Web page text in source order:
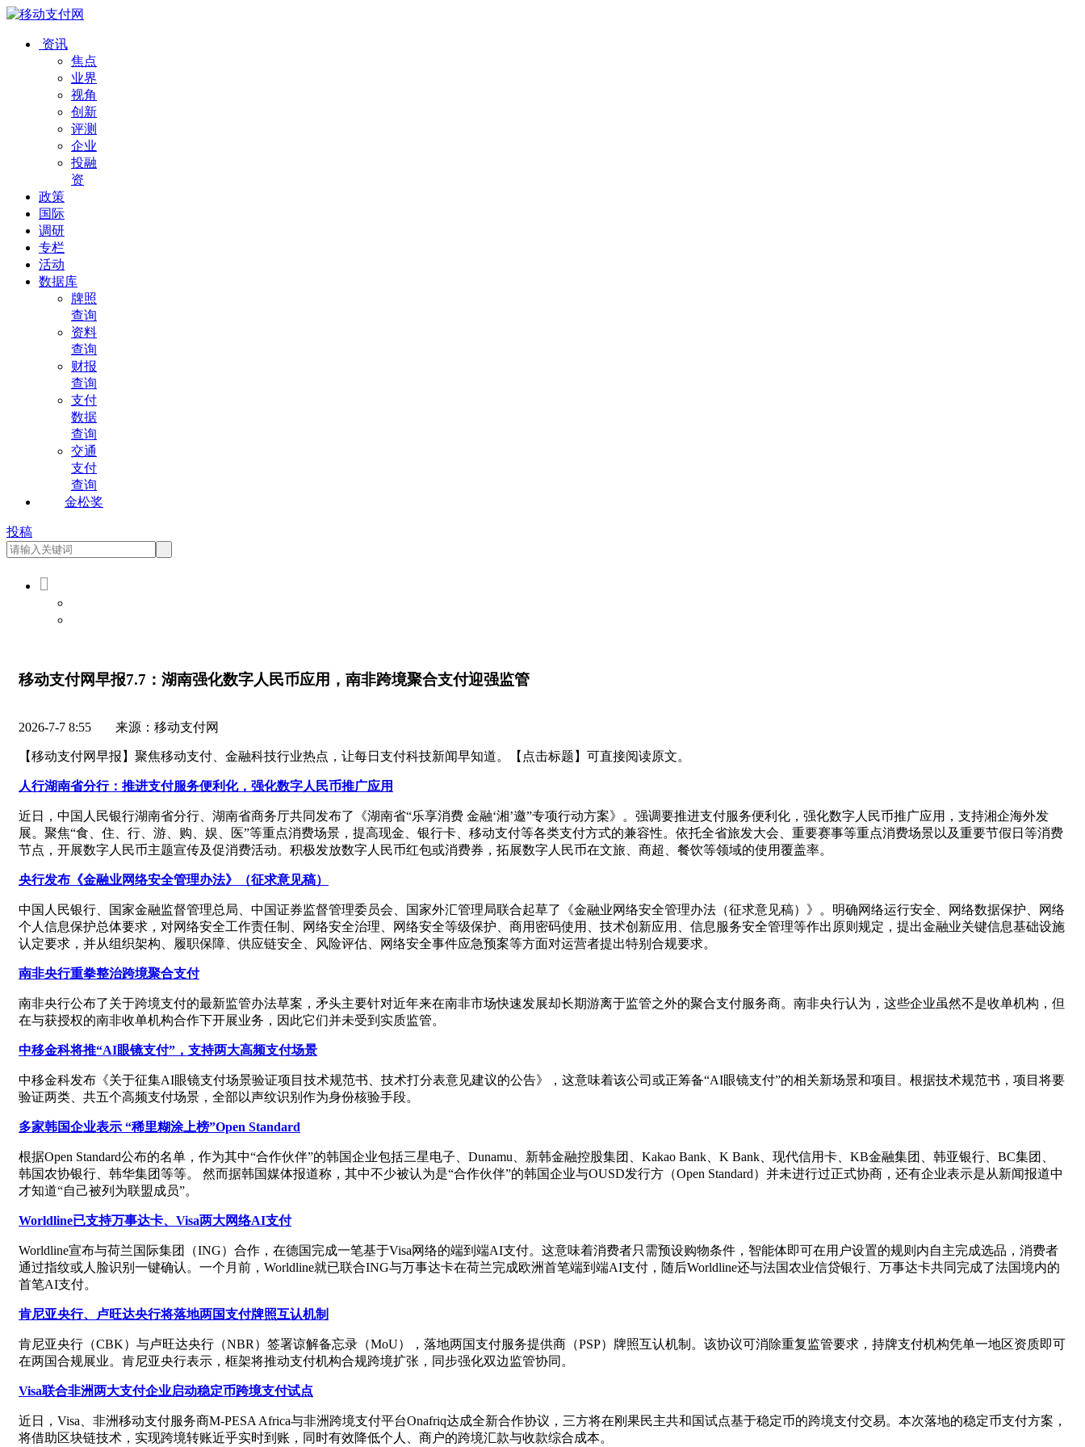
资讯
焦点
业界
视角
创新
评测
企业
投融
资
政策
国际
调研
专栏
活动
数据库
牌照
查询
资料
查询
财报
查询
支付
数据
查询
交通
支付
查询
金松奖
投稿

移动支付网早报7.7：湖南强化数字人民币应用，南非跨境聚合支付迎强监管
2026-7-7 8:55 来源：移动支付网
【移动支付网早报】聚焦移动支付、金融科技行业热点，让每日支付科技新闻早知道。【点击标题】可直接阅读原文。
人行湖南省分行：推进支付服务便利化，强化数字人民币推广应用
近日，中国人民银行湖南省分行、湖南省商务厅共同发布了《湖南省“乐享消费 金融‘湘’邀”专项行动方案》。强调要推进支付服务便利化，强化数字人民币推广应用，支持湘企海外发
展。聚焦“食、住、行、游、购、娱、医”等重点消费场景，提高现金、银行卡、移动支付等各类支付方式的兼容性。依托全省旅发大会、重要赛事等重点消费场景以及重要节假日等消费
节点，开展数字人民币主题宣传及促消费活动。积极发放数字人民币红包或消费券，拓展数字人民币在文旅、商超、餐饮等领域的使用覆盖率。
央行发布《金融业网络安全管理办法》（征求意见稿）
中国人民银行、国家金融监督管理总局、中国证券监督管理委员会、国家外汇管理局联合起草了《金融业网络安全管理办法（征求意见稿）》。明确网络运行安全、网络数据保护、网络
个人信息保护总体要求，对网络安全工作责任制、网络安全治理、网络安全等级保护、商用密码使用、技术创新应用、信息服务安全管理等作出原则规定，提出金融业关键信息基础设施
认定要求，并从组织架构、履职保障、供应链安全、风险评估、网络安全事件应急预案等方面对运营者提出特别合规要求。
南非央行重拳整治跨境聚合支付
南非央行公布了关于跨境支付的最新监管办法草案，矛头主要针对近年来在南非市场快速发展却长期游离于监管之外的聚合支付服务商。南非央行认为，这些企业虽然不是收单机构，但
在与获授权的南非收单机构合作下开展业务，因此它们并未受到实质监管。
中移金科将推“AI眼镜支付”，支持两大高频支付场景
中移金科发布《关于征集AI眼镜支付场景验证项目技术规范书、技术打分表意见建议的公告》，这意味着该公司或正筹备“AI眼镜支付”的相关新场景和项目。根据技术规范书，项目将要
验证两类、共五个高频支付场景，全部以声纹识别作为身份核验手段。
多家韩国企业表示 “稀里糊涂上榜”Open Standard
根据Open Standard公布的名单，作为其中“合作伙伴”的韩国企业包括三星电子、Dunamu、新韩金融控股集团、Kakao Bank、K Bank、现代信用卡、KB金融集团、韩亚银行、BC集团、
韩国农协银行、韩华集团等等。 然而据韩国媒体报道称，其中不少被认为是“合作伙伴”的韩国企业与OUSD发行方（Open Standard）并未进行过正式协商，还有企业表示是从新闻报道中
才知道“自己被列为联盟成员”。
Worldline已支持万事达卡、Visa两大网络AI支付
Worldline宣布与荷兰国际集团（ING）合作，在德国完成一笔基于Visa网络的端到端AI支付。这意味着消费者只需预设购物条件，智能体即可在用户设置的规则内自主完成选品，消费者
通过指纹或人脸识别一键确认。一个月前，Worldline就已联合ING与万事达卡在荷兰完成欧洲首笔端到端AI支付，随后Worldline还与法国农业信贷银行、万事达卡共同完成了法国境内的
首笔AI支付。
肯尼亚央行、卢旺达央行将落地两国支付牌照互认机制
肯尼亚央行（CBK）与卢旺达央行（NBR）签署谅解备忘录（MoU），落地两国支付服务提供商（PSP）牌照互认机制。该协议可消除重复监管要求，持牌支付机构凭单一地区资质即可
在两国合规展业。肯尼亚央行表示，框架将推动支付机构合规跨境扩张，同步强化双边监管协同。
Visa联合非洲两大支付企业启动稳定币跨境支付试点
近日，Visa、非洲移动支付服务商M-PESA Africa与非洲跨境支付平台Onafriq达成全新合作协议，三方将在刚果民主共和国试点基于稳定币的跨境支付交易。本次落地的稳定币支付方案，
将借助区块链技术，实现跨境转账近乎实时到账，同时有效降低个人、商户的跨境汇款与收款综合成本。